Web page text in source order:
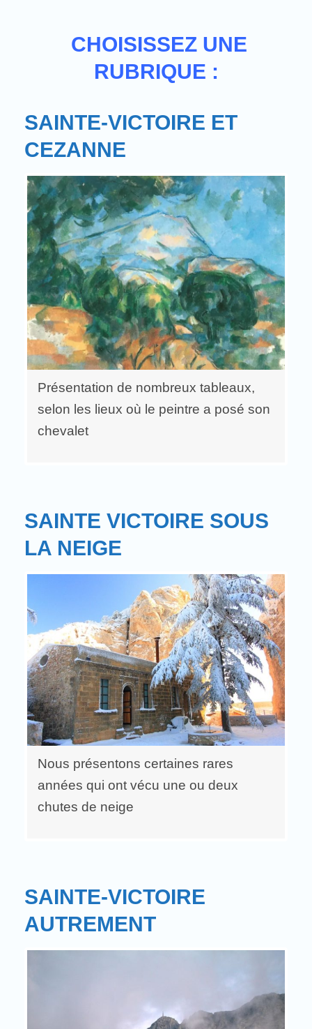
CHOISISSEZ UNE
RUBRIQUE :
SAINTE-VICTOIRE ET
CEZANNE
Présentation de nombreux tableaux,
selon les lieux où le peintre a posé son
chevalet
SAINTE VICTOIRE SOUS
LA NEIGE
Nous présentons certaines rares
années qui ont vécu une ou deux
chutes de neige
SAINTE-VICTOIRE
AUTREMENT